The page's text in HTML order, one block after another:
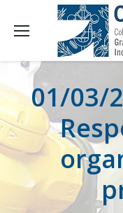
01/03/